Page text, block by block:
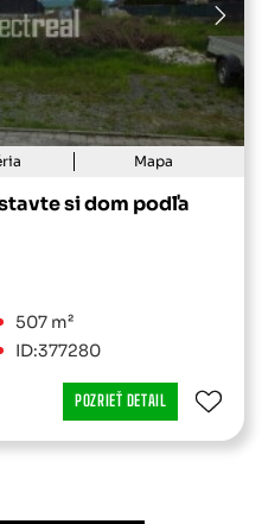
Mapa
si dom podľa
507 m²
ID:377280
POZRIEŤ DETAIL